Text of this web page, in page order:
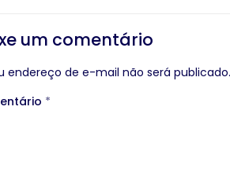
um comentário
endereço de e-mail não será publicado.
*